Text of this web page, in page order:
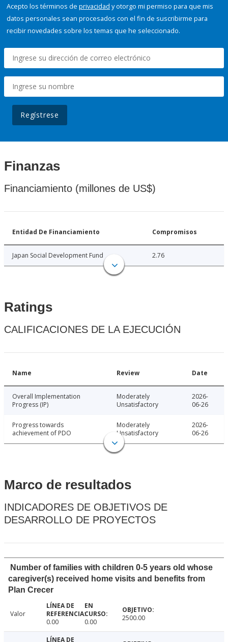
Acepto los términos de privacidad y otorgo mi permiso para que mis
datos personales sean procesados con el fin de suscribirme para
recibir novedades sobre los temas que he seleccionado.
Regístrese
Finanzas
Financiamiento (millones de US$)
Entidad De Financiamiento Compromisos
Japan Social Development Fund 2.76
Ratings
CALIFICACIONES DE LA EJECUCIÓN
Name Review Date
Overall Implementation
Progress (IP)
Moderately
Unsatisfactory
2026-
06-26
Progress towards
achievement of PDO
Moderately
Unsatisfactory
2026-
06-26
Marco de resultados
INDICADORES DE OBJETIVOS DE
DESARROLLO DE PROYECTOS
Number of families with children 0-5 years old whose
caregiver(s) received home visits and benefits from
Plan Crecer
Valor
0.00
0.00 2500.00